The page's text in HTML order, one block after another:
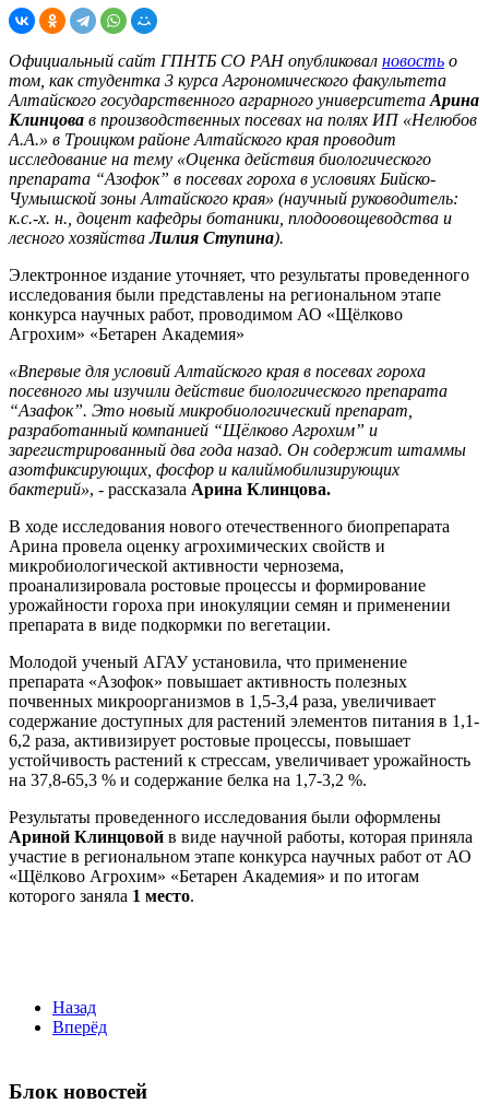
Официальный сайт ГПНТБ СО РАН опубликовал новость о
том, как студентка 3 курса Агрономического факультета
Алтайского государственного аграрного университета Арина
Клинцова в производственных посевах на полях ИП «Нелюбов
А.А.» в Троицком районе Алтайского края проводит
исследование на тему «Оценка действия биологического
препарата “Азофок” в посевах гороха в условиях Бийско-
Чумышской зоны Алтайского края» (научный руководитель:
к.с.-х. н., доцент кафедры ботаники, плодоовощеводства и
лесного хозяйстваЛилия Ступина).
Электронное издание уточняет, что результаты проведенного
исследования были представлены на региональном этапе
конкурса научных работ, проводимом АО «Щёлково
Агрохим» «Бетарен Академия»
«Впервые для условий Алтайского края в посевах гороха
посевного мы изучили действие биологического препарата
“Азафок”. Это новый микробиологический препарат,
разработанный компанией “Щёлково Агрохим” и
зарегистрированный два года назад. Он содержит штаммы
азотфиксирующих, фосфор и калиймобилизирующих
бактерий», - рассказала Арина Клинцова.
В ходе исследования нового отечественного биопрепарата
Арина провела оценку агрохимических свойств и
микробиологической активности чернозема,
проанализировала ростовые процессы и формирование
урожайности гороха при инокуляции семян и применении
препарата в виде подкормки по вегетации.
Молодой ученый АГАУ установила, что применение
препарата «Азофок» повышает активность полезных
почвенных микроорганизмов в 1,5-3,4 раза, увеличивает
содержание доступных для растений элементов питания в 1,1-
6,2 раза, активизирует ростовые процессы, повышает
устойчивость растений к стрессам, увеличивает урожайность
на 37,8-65,3 % и содержание белка на 1,7-3,2 %.
Результаты проведенного исследования были оформлены
Ариной Клинцовой в виде научной работы, которая приняла
участие в региональном этапе конкурса научных работ от АО
«Щёлково Агрохим» «Бетарен Академия» и по итогам
которого заняла 1 место.
Назад
Вперёд
Блок новостей